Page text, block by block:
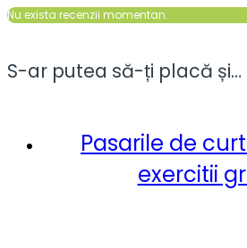
Nu exista recenzii momentan.
S-ar putea să-ți placă și…
Pasarile de
exercitii